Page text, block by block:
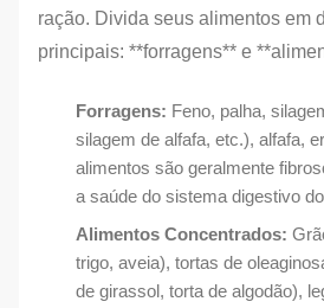
ração. Divida seus alimentos em
principais: **forragens** e
Forragens: Feno, palha,
silagem de alfafa, etc.), alfafa,
alimentos são geralmente
a saúde do sistema digestivo
Alimentos Concentrados:
trigo, aveia), tortas de
de girassol, torta de algodão),